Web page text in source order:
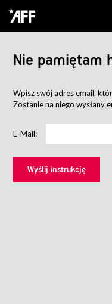
Nie pamiętam
Wpisz swój adres email,
Zostanie na niego wysłany
E-Mail: